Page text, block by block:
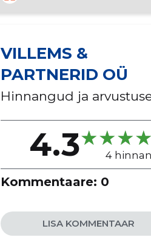
VILLEMS &
PARTNERID OÜ
Hinnangud ja
4.3 4
Kommentaare: 0
LISA KOMMENTAAR